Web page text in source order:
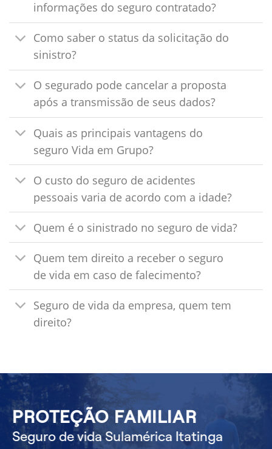
informações do seguro contratado?
Como saber o status da solicitação do
sinistro?
O segurado pode cancelar a proposta
após a transmissão de seus dados?
Quais as principais vantagens do
seguro Vida em Grupo?
O custo do seguro de acidentes
pessoais varia de acordo com a idade?
Quem é o sinistrado no seguro de vida?
Quem tem direito a receber o seguro
de vida em caso de falecimento?
Seguro de vida da empresa, quem tem
direito?
PROTEÇÃO FAMILIAR
Seguro de vida Sulamérica Itatinga